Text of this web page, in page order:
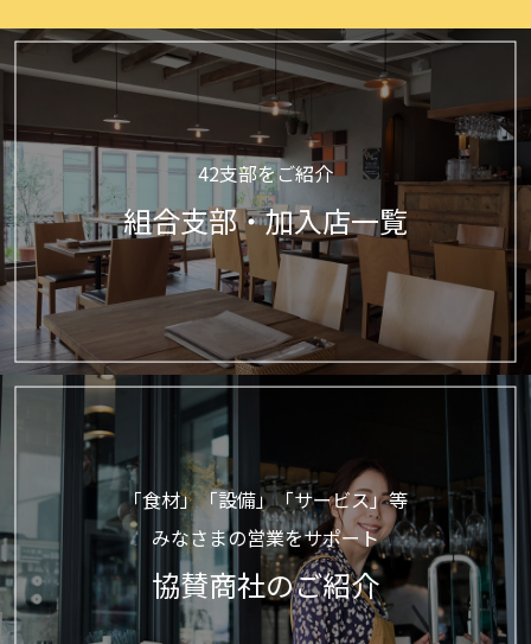
42支部をご紹介
組合支部・加入店一覧
「食材」「設備」「サービス」等
みなさまの営業をサポート
協賛商社のご紹介